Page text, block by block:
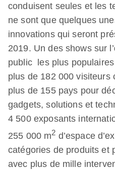
conduisent seules et les
ne sont que quelques
innovations qui seront
2019. Un des shows sur
public les plus
plus de 182 000 visiteurs
plus de 155 pays pour
gadgets, solutions et
4 500 exposants
255 000 m2 d’espace
catégories de produits et
avec plus de mille